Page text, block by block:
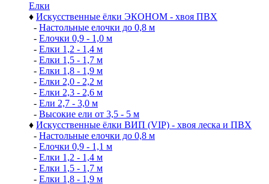
Елки
♦ Искусственные ёлки ЭКОНОМ - хвоя ПВХ
- Настольные елочки до 0,8 м
- Елочки 0,9 - 1,0 м
- Елки 1,2 - 1,4 м
- Елки 1,5 - 1,7 м
- Елки 1,8 - 1,9 м
- Елки 2,0 - 2,2 м
- Елки 2,3 - 2,6 м
- Ели 2,7 - 3,0 м
- Высокие ели от 3,5 - 5 м
♦ Искусственные ёлки ВИП (VIP) - хвоя леска и ПВХ
- Настольные елочки до 0,8 м
- Елочки 0,9 - 1,1 м
- Елки 1,2 - 1,4 м
- Елки 1,5 - 1,7 м
- Елки 1,8 - 1,9 м